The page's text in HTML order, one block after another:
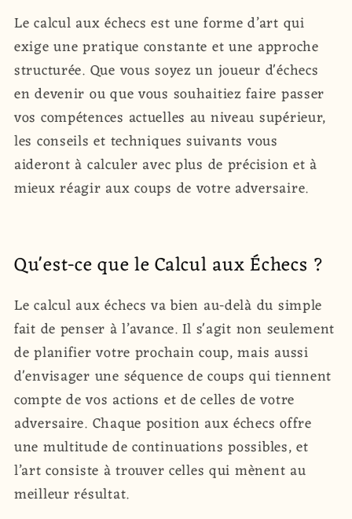
Le calcul aux échecs est une forme d’art qui
exige une pratique constante et une approche
structurée. Que vous soyez un joueur d'échecs
en devenir ou que vous souhaitiez faire passer
vos compétences actuelles au niveau supérieur,
les conseils et techniques suivants vous
aideront à calculer avec plus de précision et à
mieux réagir aux coups de votre adversaire.
Qu'est-ce que le Calcul aux Échecs ?
Le calcul aux échecs va bien au-delà du simple
fait de penser à l’avance. Il s'agit non seulement
de planifier votre prochain coup, mais aussi
d'envisager une séquence de coups qui tiennent
compte de vos actions et de celles de votre
adversaire. Chaque position aux échecs offre
une multitude de continuations possibles, et
l’art consiste à trouver celles qui mènent au
meilleur résultat.